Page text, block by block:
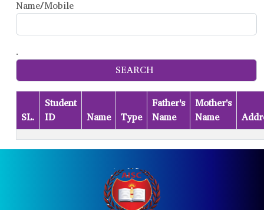
Name/Mobile
.
SL.
Student
ID
Name Type
Father's
Name
Mother's
Name